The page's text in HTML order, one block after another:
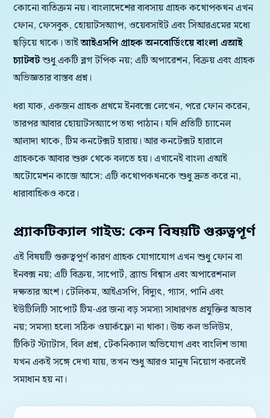
কোনো ব্যতিক্রম নয়। বাংলাদেশের ব্যবসায় গ্রাহক কথোপকথন এখন
ফোন, ফেসবুক, হোয়াটসঅ্যাপ, ওয়েবসাইট এবং সিআরএমের মধ্যে
ছড়িয়ে থাকে। তাইআইএসপি গ্রাহক অনবোর্ডিংয়ে বাংলা এআই
চ্যাটবটশুধু একটি ব্লগ টপিক নয়; এটি অপারেশন, বিক্রয় এবং গ্রাহক
অভিজ্ঞতার বাস্তব প্রশ্ন।
ধরা যাক, একজন গ্রাহক প্রথমে ইনবক্সে লেখেন, পরে ফোন করেন,
তারপর আবার হোয়াটসঅ্যাপে তথ্য পাঠান। যদি প্রতিটি চ্যানেল
আলাদা থাকে, টিম কনটেক্সট হারায়। আর কনটেক্সট হারালে
গ্রাহককে আবার শুরু থেকে বলতে হয়। এখানেই বাংলা এআই
অটোমেশন কাজে আসে: এটি কথোপকথনকে শুধু দ্রুত করে না,
ধারাবাহিকও করে।
প্র্যাকটিক্যাল গাইড: কেন বিষয়টি গুরুত্বপূর্ণ
এই বিষয়টি গুরুত্বপূর্ণ কারণ গ্রাহক যোগাযোগ এখন শুধু ফোন বা
ইনবক্স নয়; এটি বিক্রয়, সাপোর্ট, ব্র্যান্ড বিশ্বাস এবং অপারেশনাল
দক্ষতার অংশ। টেলিকম, আইএসপি, বিদ্যুৎ, গ্যাস, পানি এবং
ইউটিলিটি সাপোর্ট টিম-এর জন্য বড় সমস্যা সাধারণত প্রযুক্তির অভাব
নয়; সমস্যা হলো সঠিক ওয়ার্কফ্লো না থাকা। উচ্চ কল ভলিউম,
টিকিট স্ট্যাটাস, বিল প্রশ্ন, টেকনিক্যাল অভিযোগ এবং বাংলিশ ভাষা
যখন একই সঙ্গে দেখা যায়, তখন শুধু আরও মানুষ নিয়োগ করলেই
সমাধান হয় না।